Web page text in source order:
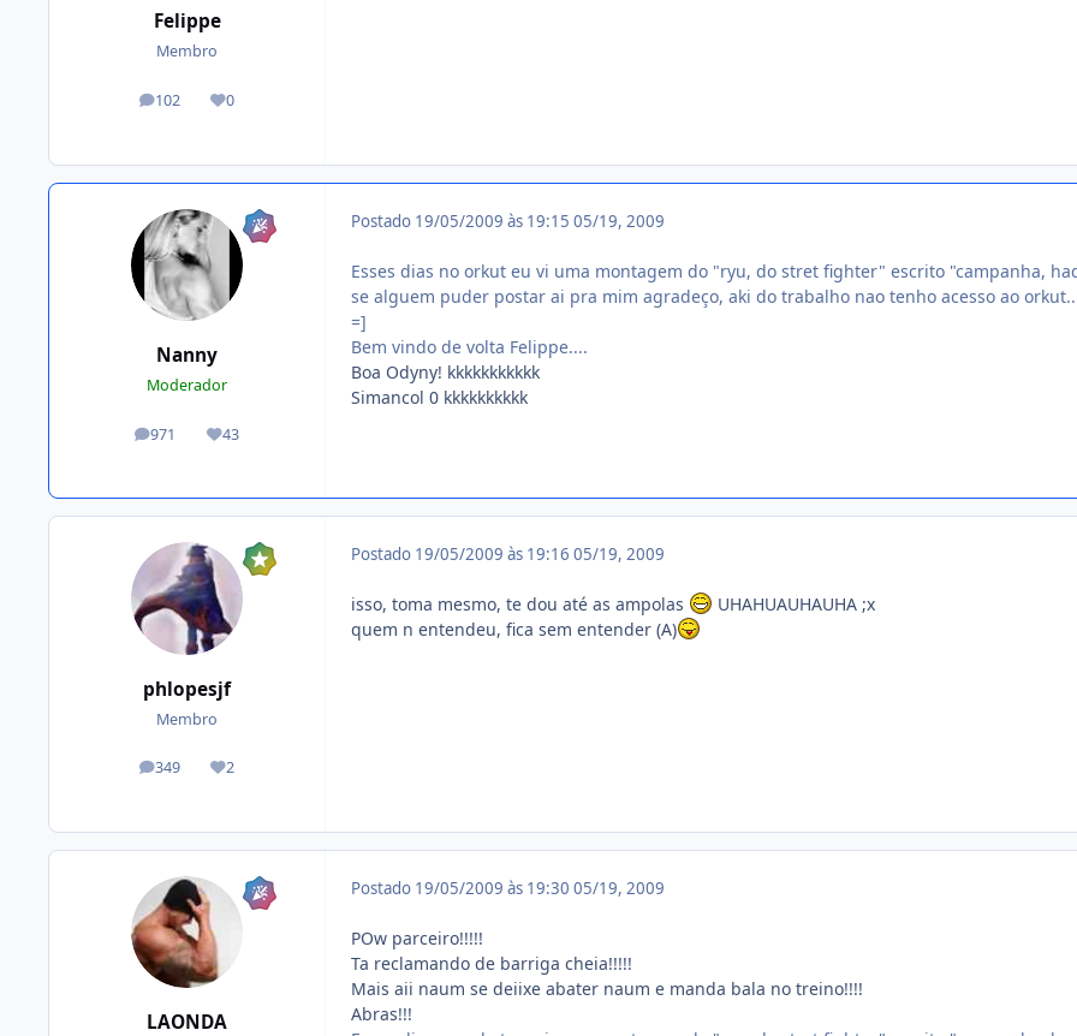
Felippe
Membro
102
posts 0
Reputação
Nanny
Moderador
971
posts 43
Reputação
Postado 19/05/2009 às 19:15 05/19, 2009
Esses dias no orkut eu vi uma montagem do "ryu, do stret fighter" escrito "campanha,
se alguem puder postar ai pra mim agradeço, aki do trabalho nao tenho acesso ao
=]
Bem vindo de volta Felippe....
Boa Odyny! kkkkkkkkkkk
Simancol 0 kkkkkkkkkk
phlopesjf
Membro
349
posts 2
Reputação
Postado 19/05/2009 às 19:16 05/19, 2009
isso, toma mesmo, te dou até as ampolas
UHAHUAUHAUHA ;x
quem n entendeu, fica sem entender (A)
LAONDA
Postado 19/05/2009 às 19:30 05/19, 2009
POw parceiro!!!!!
Ta reclamando de barriga cheia!!!!!
Mais aii naum se deiixe abater naum e manda bala no treino!!!!
Abras!!!